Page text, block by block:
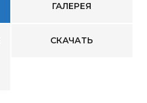
ГАЛЕРЕЯ
СКАЧАТЬ